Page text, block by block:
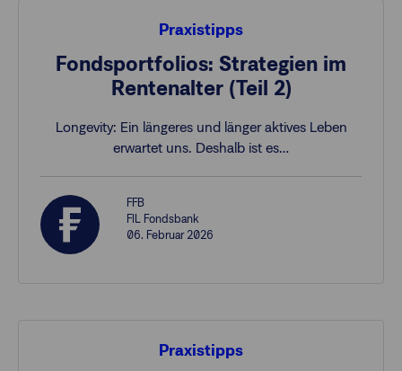
Praxistipps
Fondsportfolios: Strategien im
Rentenalter (Teil 2)
Longevity: Ein längeres und länger aktives Leben
erwartet uns. Deshalb ist es…
FFB
FIL Fondsbank
06. Februar 2026
Praxistipps